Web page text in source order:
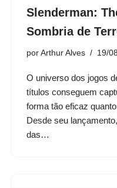
Slenderman:
Sombria de
por Arthur Alves 19/
O universo dos jogos
títulos conseguem
forma tão eficaz
Desde seu
das…